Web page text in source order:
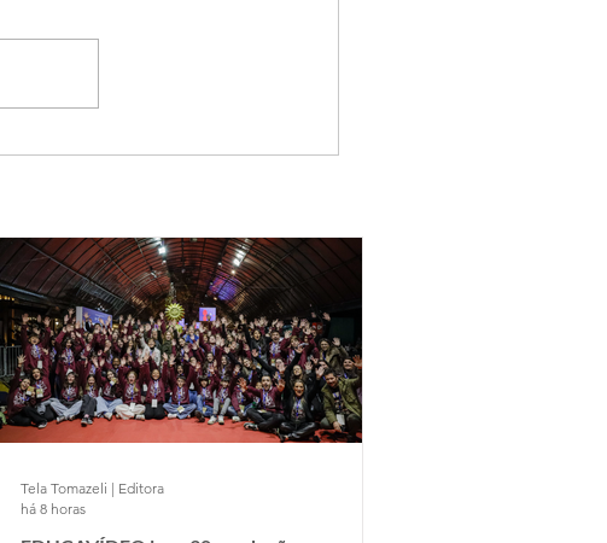
Tela Tomazeli | Editora
há 8 horas